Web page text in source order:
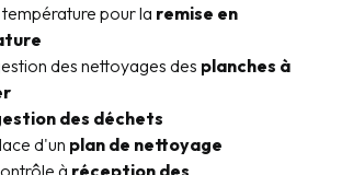
pour la remise en
des nettoyages des planches à
des déchets
d'un plan de nettoyage